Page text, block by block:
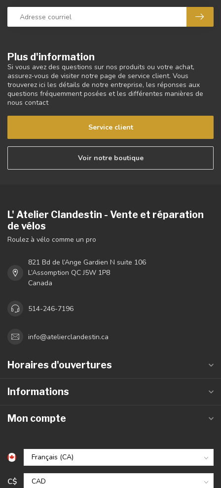
Plus d'information
Si vous avez des questions sur nos produits ou votre achat,
assurez-vous de visiter notre page de service client. Vous
trouverez ici les détails de notre entreprise, les réponses aux
questions fréquemment posées et les différentes manières de
nous contact
Service client
Voir notre boutique
L' Atelier Clandestin - Vente et réparation
de vélos
Roulez à vélo comme un pro
821 Bd de l’Ange Gardien N suite 106
L’Assomption QC J5W 1P8
Canada
514-246-7196
info@atelierclandestin.ca
Horaires d'ouvertures
Informations
Mon compte
C$